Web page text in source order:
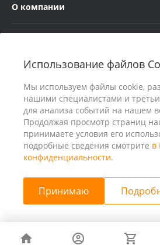
Использование файлов
Мы используем файлы cookie,
нашими специалистами и
для анализа событий на нашем
Продолжая просмотр страниц
принимаете условия его
подробные сведения смотрите в
конфиденциальности.
Принимаю
О компании
© 2026 ООО «25 Киловатт» ИНН
защищены